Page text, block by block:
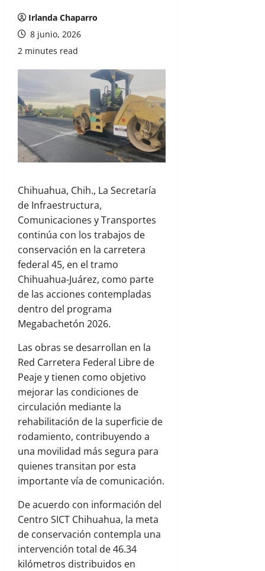
Irlanda Chaparro
8 junio, 2026
2 minutes read
Chihuahua, Chih., La Secretaría
de Infraestructura,
Comunicaciones y Transportes
continúa con los trabajos de
conservación en la carretera
federal 45, en el tramo
Chihuahua-Juárez, como parte
de las acciones contempladas
dentro del programa
Megabachetón 2026.
Las obras se desarrollan en la
Red Carretera Federal Libre de
Peaje y tienen como objetivo
mejorar las condiciones de
circulación mediante la
rehabilitación de la superficie de
rodamiento, contribuyendo a
una movilidad más segura para
quienes transitan por esta
importante vía de comunicación.
De acuerdo con información del
Centro SICT Chihuahua, la meta
de conservación contempla una
intervención total de 46.34
kilómetros distribuidos en